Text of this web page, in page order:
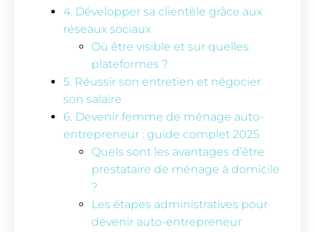
4. Développer sa clientèle grâce aux
réseaux sociaux
Où être visible et sur quelles
plateformes ?
5. Réussir son entretien et négocier
son salaire
6. Devenir femme de ménage auto-
entrepreneur : guide complet 2025
Quels sont les avantages d’être
prestataire de ménage à domicile
?
Les étapes administratives pour
devenir auto-entrepreneur